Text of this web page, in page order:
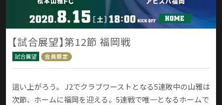
【試合展望】第12節 福岡戦
試合展望 会員限定
這い上がろう。 J2でクラブワーストとなる5連敗中の山雅は
次節、ホームに福岡を迎える。5連戦で唯一となるホームで